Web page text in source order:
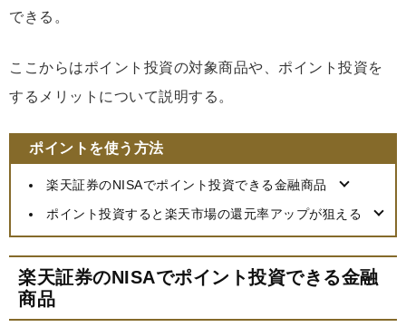
できる。
ここからはポイント投資の対象商品や、ポイント投資を
するメリットについて説明する。
ポイントを使う方法
楽天証券のNISAでポイント投資できる金融商品
ポイント投資すると楽天市場の還元率アップが狙える
楽天証券のNISAでポイント投資できる金融
商品